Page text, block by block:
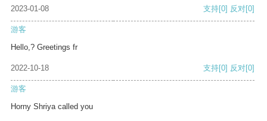
2023-01-08 支持[0] 反对[0]
游客
Hello,? Greetings fr
2022-10-18 支持[0] 反对[0]
游客
Horny Shriya called you